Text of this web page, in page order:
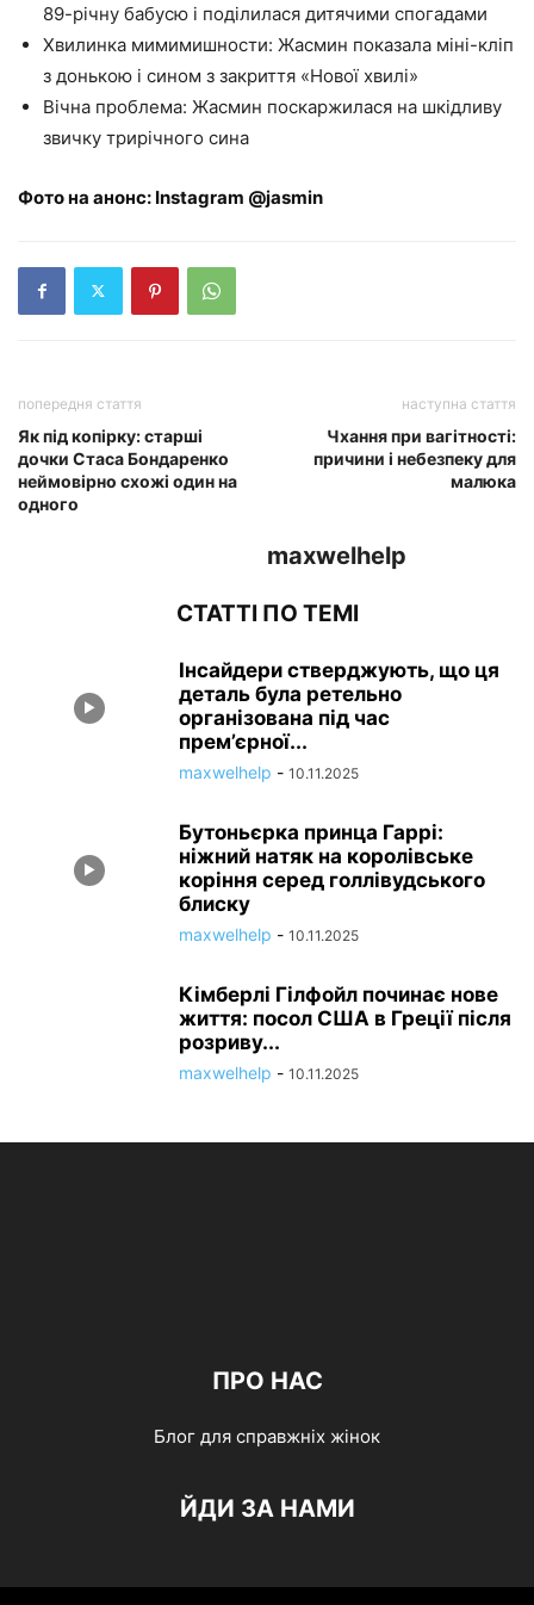
89-річну бабусю і поділилася дитячими спогадами
Хвилинка мимимишности: Жасмин показала міні-кліп
з донькою і сином з закриття «Нової хвилі»
Вічна проблема: Жасмин поскаржилася на шкідливу
звичку трирічного сина
Фото на анонс: Instagram @jasmin
попередня стаття
Як під копірку: старші
дочки Стаса Бондаренко
неймовірно схожі один на
одного
наступна стаття
Чхання при вагітності:
причини і небезпеку для
малюка
maxwelhelp
СТАТТІ ПО ТЕМІ
Інсайдери стверджують, що ця
деталь була ретельно
організована під час
прем’єрної...
maxwelhelp - 10.11.2025
Бутоньєрка принца Гаррі:
ніжний натяк на королівське
коріння серед голлівудського
блиску
maxwelhelp - 10.11.2025
Кімберлі Гілфойл починає нове
життя: посол США в Греції після
розриву...
maxwelhelp - 10.11.2025
ПРО НАС
Блог для справжніх жінок
ЙДИ ЗА НАМИ